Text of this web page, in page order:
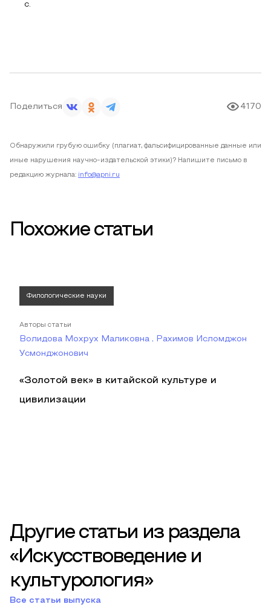
с.
Поделиться 4170
Обнаружили грубую ошибку (плагиат, фальсифицированные данные или
иные нарушения научно-издательской этики)? Напишите письмо в
редакцию журнала: info@apni.ru
Похожие статьи
Филологические науки
Авторы статьи
Волидова Мохрух Маликовна , Рахимов Исломджон
Усмонджонович
«Золотой век» в китайской культуре и
цивилизации
Другие статьи из раздела
«Искусствоведение и
культурология»
Все статьи выпуска